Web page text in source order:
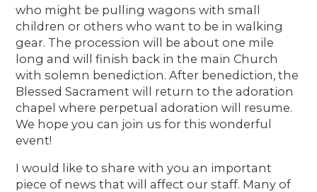
who might be pulling wagons with small
children or others who want to be in walking
gear. The procession will be about one mile
long and will finish back in the main Church
with solemn benediction. After benediction, the
Blessed Sacrament will return to the adoration
chapel where perpetual adoration will resume.
We hope you can join us for this wonderful
event!
I would like to share with you an important
piece of news that will affect our staff. Many of